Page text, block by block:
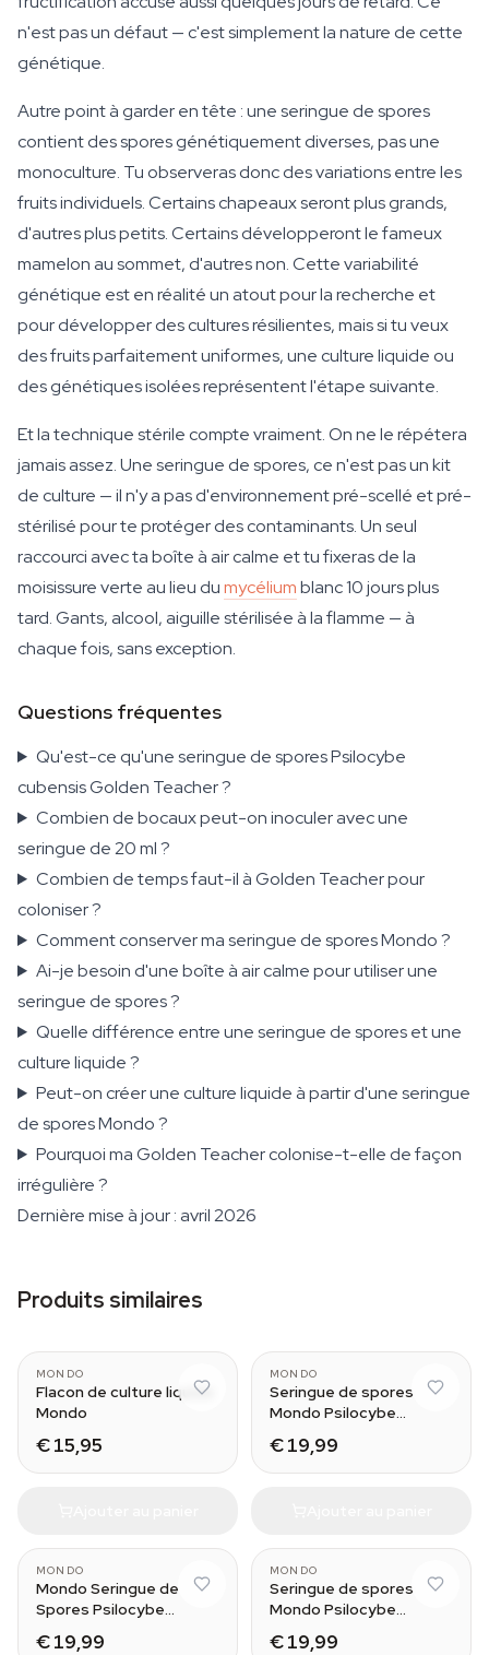
n'est pas un défaut — c'est simplement la nature de cette
génétique.
Autre point à garder en tête : une seringue de spores
contient des spores génétiquement diverses, pas une
monoculture. Tu observeras donc des variations entre les
fruits individuels. Certains chapeaux seront plus grands,
d'autres plus petits. Certains développeront le fameux
mamelon au sommet, d'autres non. Cette variabilité
génétique est en réalité un atout pour la recherche et
pour développer des cultures résilientes, mais si tu veux
des fruits parfaitement uniformes, une culture liquide ou
des génétiques isolées représentent l'étape suivante.
Et la technique stérile compte vraiment. On ne le répétera
jamais assez. Une seringue de spores, ce n'est pas un kit
de culture — il n'y a pas d'environnement pré-scellé et pré-
stérilisé pour te protéger des contaminants. Un seul
raccourci avec ta boîte à air calme et tu fixeras de la
moisissure verte au lieu dumycéliumblanc 10 jours plus
tard. Gants, alcool, aiguille stérilisée à la flamme — à
chaque fois, sans exception.
Questions fréquentes
Qu'est-ce qu'une seringue de spores Psilocybe
cubensis Golden Teacher ?
Combien de bocaux peut-on inoculer avec une
seringue de 20 ml ?
Combien de temps faut-il à Golden Teacher pour
coloniser ?
Comment conserver ma seringue de spores Mondo ?
Ai-je besoin d'une boîte à air calme pour utiliser une
seringue de spores ?
Quelle différence entre une seringue de spores et une
culture liquide ?
Peut-on créer une culture liquide à partir d'une seringue
de spores Mondo ?
Pourquoi ma Golden Teacher colonise-t-elle de façon
irrégulière ?
Dernière mise à jour : avril 2026
Produits similaires
MONDO
Flacon de culture liquide
Mondo
€ 15,95
MONDO
Seringue de spores
Mondo Psilocybe
€ 19,99
MONDO
Mondo Seringue de
Spores Psilocybe
€ 19,99
MONDO
Seringue de spores
Mondo Psilocybe
€ 19,99